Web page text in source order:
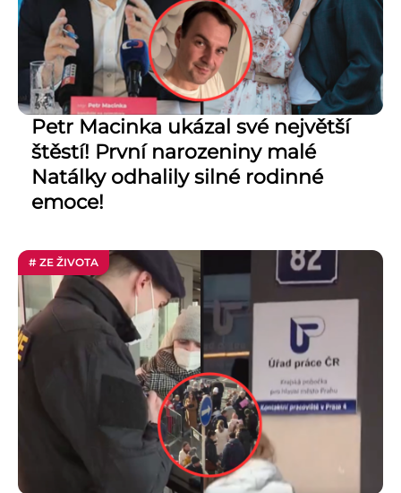
Petr Macinka ukázal své největší
štěstí! První narozeniny malé
Natálky odhalily silné rodinné
emoce!
# ZE ŽIVOTA